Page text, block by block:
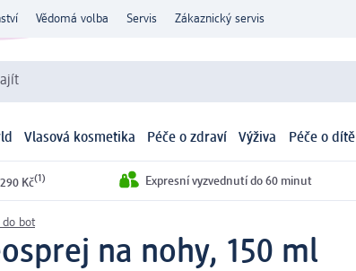
Vědomá volba Servis Zákaznický servis
Vlasová kosmetika Péče o zdraví Výživa Péče o dítě
Kč(1) Expresní vyzvednutí do 60 minut
do bot
na nohy, 150 ml